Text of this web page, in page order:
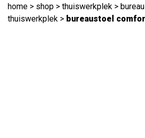
home > shop > thuiswerkplek >
thuiswerkplek > bureaustoel